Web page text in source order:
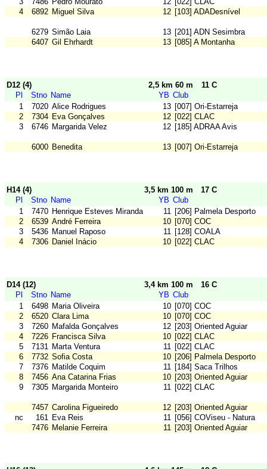
4
6892 Miguel Silva 12 [103] ADADesnível
6279 Simão Laia 13 [201] ADN Sesimbra
6407 Gil Ehrhardt 13 [085] A Montanha
D12 (4) 2,5 km 60 m
11 C
Pl
Stno Name YB Club
1
7020 Alice Rodrigues 13 [007] Ori-Estarreja
2
7304 Eva Gonçalves 12 [022] CLAC
3
6746 Margarida Velez 12 [185] ADRAA Avis
6000 Benedita 13 [007] Ori-Estarreja
H14 (4) 3,5 km 100 m
17 C
Pl
Stno Name YB Club
1
7470 Henrique Esteves Miranda 11 [206] Palmela Desporto
2
6539 André Ferreira 10 [070] COC
3
5436 Manuel Raposo 11 [128] COALA
4
7306 Daniel Inácio 10 [022] CLAC
D14 (12) 3,4 km 100 m
16 C
Pl
Stno Name YB Club
1
6498 Maria Oliveira 10 [070] COC
2
6520 Clara Lima 10 [070] COC
3
7260 Mafalda Gonçalves 12 [203] Oriented Aguiar
4
7226 Francisca Silva 10 [022] CLAC
5
7131 Marta Ventura 11 [022] CLAC
6
7732 Sofia Costa 10 [206] Palmela Desporto
7
7376 Matilde Coquim 11 [184] Saca Trilhos
8
7456 Ana Catarina Frias 10 [203] Oriented Aguiar
9
7305 Margarida Monteiro 11 [022] CLAC
7457 Carolina Figueiredo 12 [203] Oriented Aguiar
nc
161 Eva Reis 11 [056] COViseu - Natura
7476 Melanie Ferreira 11 [203] Oriented Aguiar